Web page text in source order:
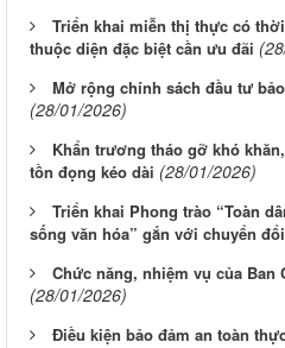
Triển khai miễn thị thực có
thuộc diện đặc biệt cần ưu đãi
Mở rộng chính sách đầu tư
(28/01/2026)
Khẩn trương tháo gỡ khó
tồn đọng kéo dài (28/01/2026)
Triển khai Phong trào “Toàn
sống văn hóa” gắn với chuyển
Chức năng, nhiệm vụ của Ban
(28/01/2026)
Điều kiện bảo đảm an toàn